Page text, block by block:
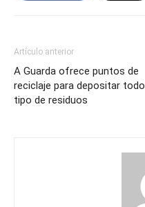
Artículo anterior
A Guarda ofrece puntos de
reciclaje para depositar todo
tipo de residuos